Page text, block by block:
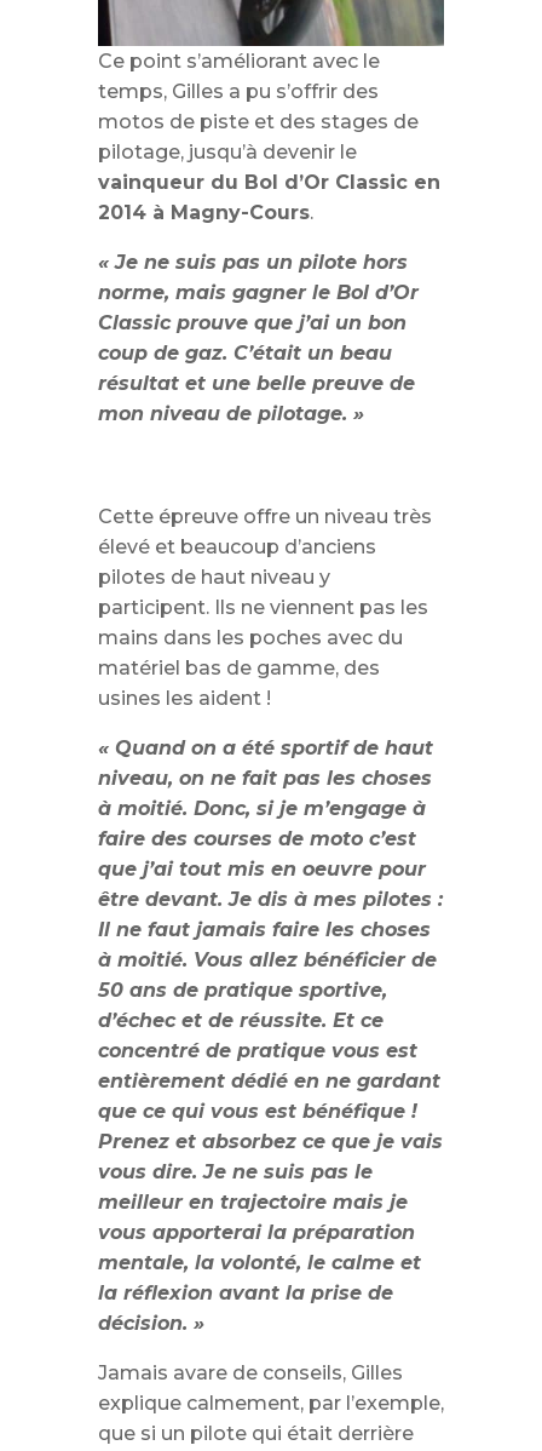
Ce point s’améliorant avec le
temps, Gilles a pu s’offrir des
motos de piste et des stages de
pilotage, jusqu’à devenir le
vainqueur du Bol d’Or Classic en
2014 à Magny-Cours.
« Je ne suis pas un pilote hors
norme, mais gagner le Bol d’Or
Classic prouve que j’ai un bon
coup de gaz. C’était un beau
résultat et une belle preuve de
mon niveau de pilotage. »
Cette épreuve offre un niveau très
élevé et beaucoup d’anciens
pilotes de haut niveau y
participent. Ils ne viennent pas les
mains dans les poches avec du
matériel bas de gamme, des
usines les aident !
« Quand on a été sportif de haut
niveau, on ne fait pas les choses
à moitié. Donc, si je m’engage à
faire des courses de moto c’est
que j’ai tout mis en oeuvre pour
être devant. Je dis à mes pilotes :
Il ne faut jamais faire les choses
à moitié. Vous allez bénéficier de
50 ans de pratique sportive,
d’échec et de réussite. Et ce
concentré de pratique vous est
entièrement dédié en ne gardant
que ce qui vous est bénéfique !
Prenez et absorbez ce que je vais
vous dire. Je ne suis pas le
meilleur en trajectoire mais je
vous apporterai la préparation
mentale, la volonté, le calme et
la réflexion avant la prise de
décision. »
Jamais avare de conseils, Gilles
explique calmement, par l’exemple,
que si un pilote qui était derrière